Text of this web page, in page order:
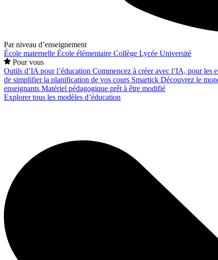
Par niveau d’enseignement
École maternelle École élémentaire Collège Lycée Université
Pour vous
Outils d’IA pour l’éducation Commencez à créer avec l’IA, pour les
de simplifier la planification de vos cours Smartick Découvrez le
enseignants Matériel pédagogique prêt à être modifié
Explorer tous les modèles d’éducation